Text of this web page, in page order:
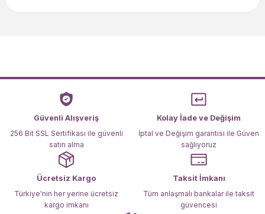
Ürün açıklamasında eksik bilgiler bulunuyor.
Ürün bilgilerinde hatalar bulunuyor.
Ürün fiyatı diğer sitelerden daha pahalı.
Bu ürüne benzer farklı alternatifler olmalı.
Güvenli Alışveriş
256 Bit SSL Sertifikası ile güvenli
satın alma
Kolay İade ve Değişim
İptal ve Değişim garantisi ile Güven
sağlıyoruz
Ücretsiz Kargo
Türkiye'nin her yerine ücretsiz
kargo imkanı
Taksit İmkanı
Tüm anlaşmalı bankalar ile taksit
güvencesi